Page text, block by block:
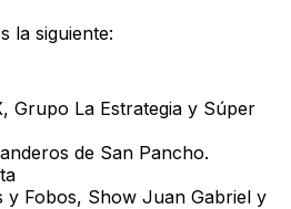
la siguiente:
Grupo La Estrategia y Súper
de San Pancho.
y Fobos, Show Juan Gabriel y